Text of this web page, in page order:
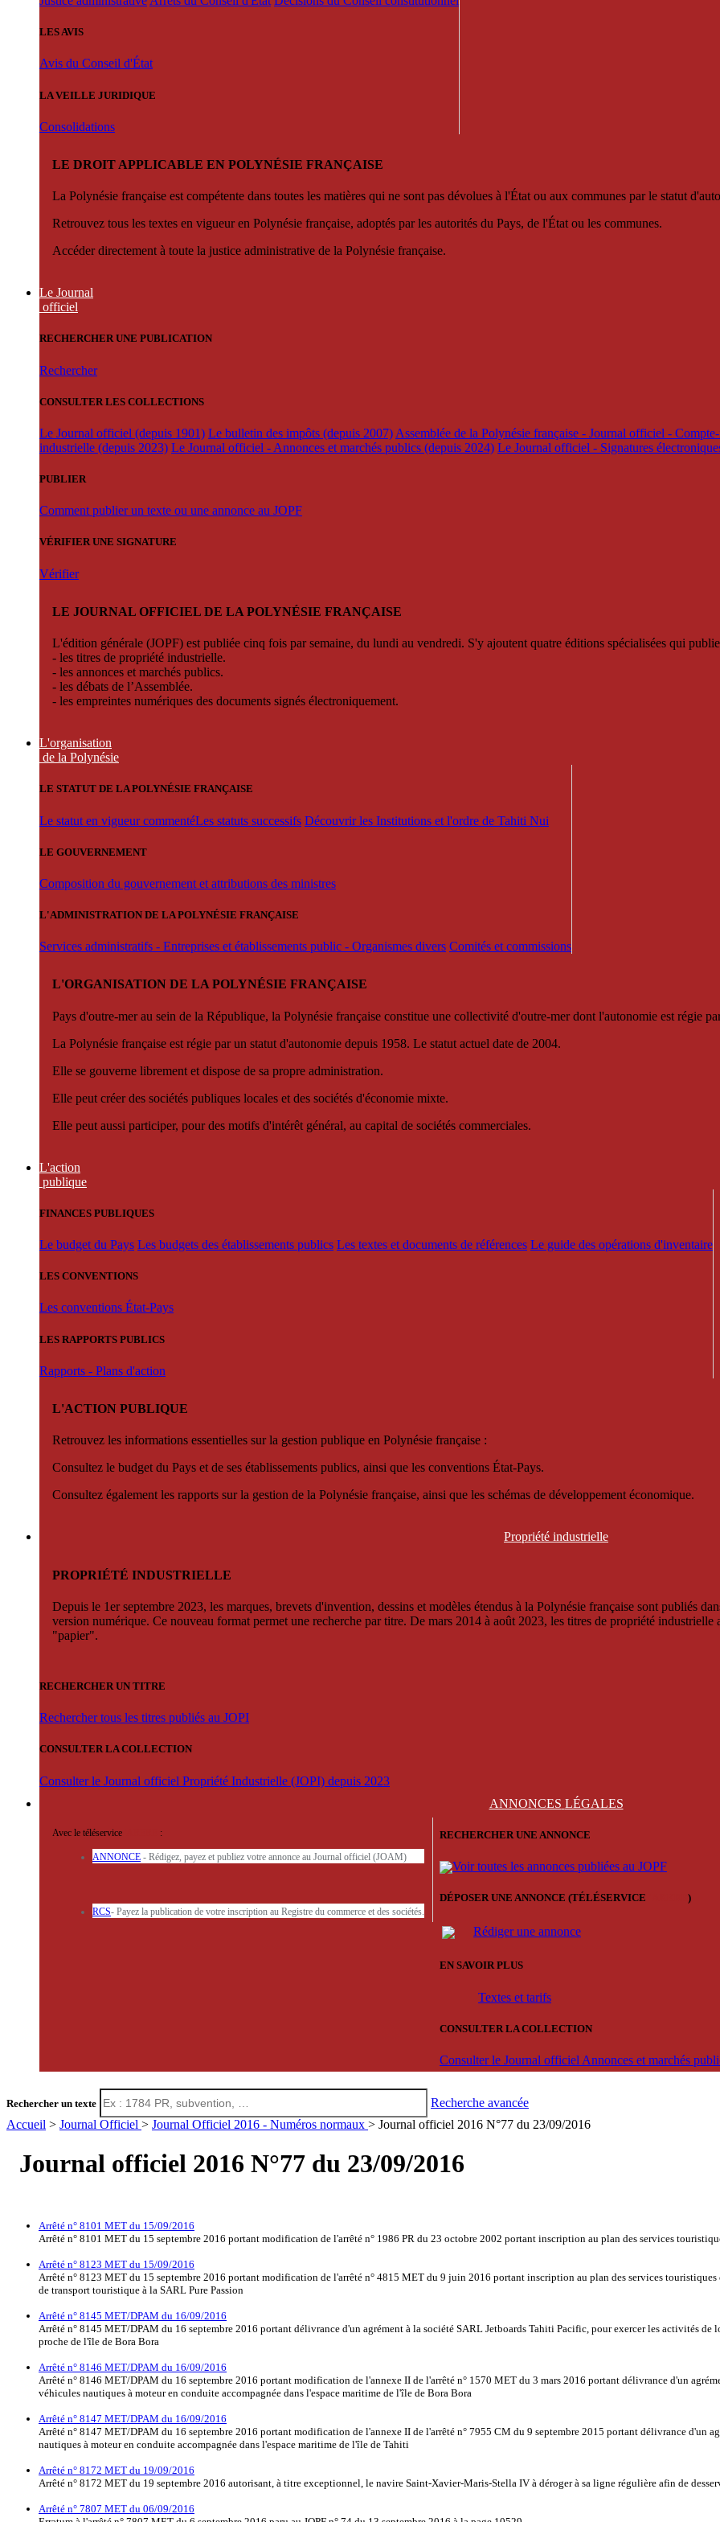
LES AVIS
Avis du Conseil d'État
LA VEILLE JURIDIQUE
Consolidations
LE DROIT APPLICABLE EN POLYNÉSIE FRANÇAISE
La Polynésie française est compétente dans toutes les matières qui ne sont pas dévolues à l'État ou aux communes par le statut
Retrouvez tous les textes en vigueur en Polynésie française, adoptés par les autorités du Pays, de l'État ou les communes.
Accéder directement à toute la justice administrative de la Polynésie française.
Le Journal
officiel
RECHERCHER UNE PUBLICATION
Rechercher
CONSULTER LES COLLECTIONS
Le Journal officiel (depuis 1901) Le bulletin des impôts (depuis 2007) Assemblée de la Polynésie française - Journal officiel -
industrielle (depuis 2023) Le Journal officiel - Annonces et marchés publics (depuis 2024) Le Journal officiel - Signatures
PUBLIER
Comment publier un texte ou une annonce au JOPF
VÉRIFIER UNE SIGNATURE
Vérifier
LE JOURNAL OFFICIEL DE LA POLYNÉSIE FRANÇAISE
L'édition générale (JOPF) est publiée cinq fois par semaine, du lundi au vendredi. S'y ajoutent quatre éditions spécialisées qui
- les titres de propriété industrielle.
- les annonces et marchés publics.
- les débats de l’Assemblée.
- les empreintes numériques des documents signés électroniquement.
L'organisation
de la Polynésie
LE STATUT DE LA POLYNÉSIE FRANÇAISE
Le statut en vigueur commentéLes statuts successifs Découvrir les Institutions et l'ordre de Tahiti Nui
LE GOUVERNEMENT
Composition du gouvernement et attributions des ministres
L'ADMINISTRATION DE LA POLYNÉSIE FRANÇAISE
Services administratifs - Entreprises et établissements public - Organismes divers Comités et commissions
L'ORGANISATION DE LA POLYNÉSIE FRANÇAISE
Pays d'outre-mer au sein de la République, la Polynésie française constitue une collectivité d'outre-mer dont l'autonomie est régie
La Polynésie française est régie par un statut d'autonomie depuis 1958. Le statut actuel date de 2004.
Elle se gouverne librement et dispose de sa propre administration.
Elle peut créer des sociétés publiques locales et des sociétés d'économie mixte.
Elle peut aussi participer, pour des motifs d'intérêt général, au capital de sociétés commerciales.
L'action
publique
FINANCES PUBLIQUES
Le budget du Pays Les budgets des établissements publics Les textes et documents de références Le guide des opérations d'inventaire
LES CONVENTIONS
Les conventions État-Pays
LES RAPPORTS PUBLICS
Rapports - Plans d'action
L'ACTION PUBLIQUE
Retrouvez les informations essentielles sur la gestion publique en Polynésie française :
Consultez le budget du Pays et de ses établissements publics, ainsi que les conventions État-Pays.
Consultez également les rapports sur la gestion de la Polynésie française, ainsi que les schémas de développement économique.
Propriété industrielle
PROPRIÉTÉ INDUSTRIELLE
Depuis le 1er septembre 2023, les marques, brevets d'invention, dessins et modèles étendus à la Polynésie française sont publiés
version numérique. Ce nouveau format permet une recherche par titre. De mars 2014 à août 2023, les titres de propriété
"papier".
RECHERCHER UN TITRE
Rechercher tous les titres publiés au JOPI
CONSULTER LA COLLECTION
Consulter le Journal officiel Propriété Industrielle (JOPI) depuis 2023
ANNONCES LÉGALES
Avec le téléservice :
ANNONCE - Rédigez, payez et publiez votre annonce au Journal officiel (JOAM)
RCS- Payez la publication de votre inscription au Registre du commerce et des sociétés.
RECHERCHER UNE ANNONCE
Voir toutes les annonces publiées au JOPF
DÉPOSER UNE ANNONCE (TÉLÉSERVICE )
Rédiger une annonce
EN SAVOIR PLUS
Textes et tarifs
CONSULTER LA COLLECTION
Consulter le Journal officiel Annonces et marchés
Rechercher un texte
Recherche avancée
Accueil > Journal Officiel > Journal Officiel 2016 - Numéros normaux > Journal officiel 2016 N°77 du 23/09/2016
Journal officiel 2016 N°77 du 23/09/2016
Arrêté n° 8101 MET du 15/09/2016
Arrêté n° 8101 MET du 15 septembre 2016 portant modification de l'arrêté n° 1986 PR du 23 octobre 2002 portant inscription au plan des services
Arrêté n° 8123 MET du 15/09/2016
Arrêté n° 8123 MET du 15 septembre 2016 portant modification de l'arrêté n° 4815 MET du 9 juin 2016 portant inscription au plan des services
de transport touristique à la SARL Pure Passion
Arrêté n° 8145 MET/DPAM du 16/09/2016
Arrêté n° 8145 MET/DPAM du 16 septembre 2016 portant délivrance d'un agrément à la société SARL Jetboards Tahiti Pacific, pour exercer les activités
proche de l'île de Bora Bora
Arrêté n° 8146 MET/DPAM du 16/09/2016
Arrêté n° 8146 MET/DPAM du 16 septembre 2016 portant modification de l'annexe II de l'arrêté n° 1570 MET du 3 mars 2016 portant délivrance d'un
véhicules nautiques à moteur en conduite accompagnée dans l'espace maritime de l'île de Bora Bora
Arrêté n° 8147 MET/DPAM du 16/09/2016
Arrêté n° 8147 MET/DPAM du 16 septembre 2016 portant modification de l'annexe II de l'arrêté n° 7955 CM du 9 septembre 2015 portant délivrance d'un
nautiques à moteur en conduite accompagnée dans l'espace maritime de l'île de Tahiti
Arrêté n° 8172 MET du 19/09/2016
Arrêté n° 8172 MET du 19 septembre 2016 autorisant, à titre exceptionnel, le navire Saint-Xavier-Maris-Stella IV à déroger à sa ligne régulière afin de
Arrêté n° 7807 MET du 06/09/2016